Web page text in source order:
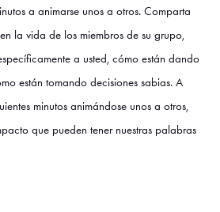
a animarse unos a otros. Comparta
la vida de los miembros de su grupo,
a usted, cómo están dando
están tomando decisiones sabias. A
minutos animándose unos a otros,
que pueden tener nuestras palabras